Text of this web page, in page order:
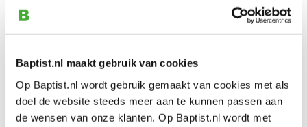
Baptist.nl maakt gebruik van cookies
Op Baptist.nl wordt gebruik gemaakt van cookies met als
doel de website steeds meer aan te kunnen passen aan
de wensen van onze klanten. Op Baptist.nl wordt met
€ 47,85 ohne MwSt
Auf Lager
Vergleich